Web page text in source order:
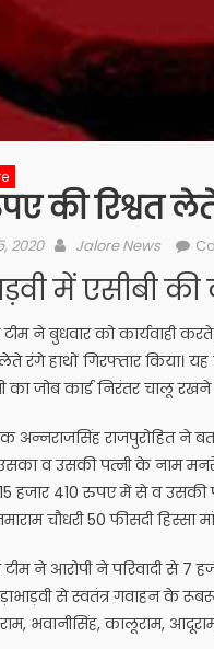
की रिश्वत
2020 Author
Jalore News
में एसीबी की
टीम ने बुधवार को कार्यवाही
रंगे हाथों गिरफ्तार किया।
का जोब कार्ड निरंतर चालू
अन्नराजसिंह राजपुरोहित ने
व उसकी पत्नी के नाम
410 रुपए में से व उसकी
चौधरी 50 फीसदी हिस्सा
ने आरोपी ने परिवादी से 7
से स्वतंत्र गवाहन के
भवानीसिंह, कालूराम,